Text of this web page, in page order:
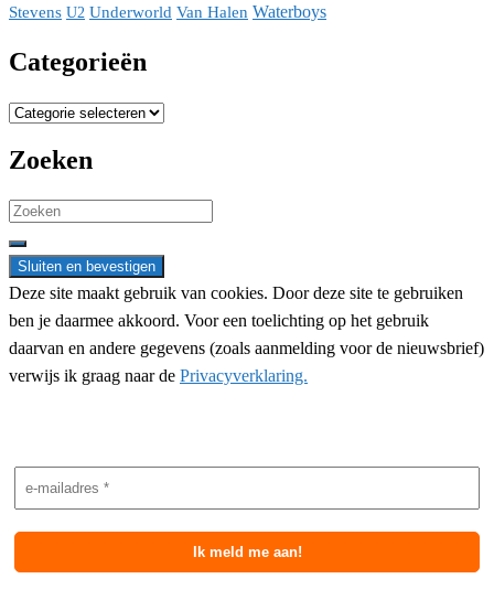
Stevens U2 Underworld Van Halen Waterboys
Categorieën
Categorieën
Zoeken
Search
for:
Deze site maakt gebruik van cookies. Door deze site te gebruiken
ben je daarmee akkoord. Voor een toelichting op het gebruik
daarvan en andere gegevens (zoals aanmelding voor de nieuwsbrief)
verwijs ik graag naar de Privacyverklaring.